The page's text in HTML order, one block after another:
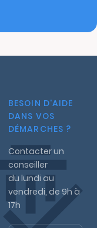
BESOIN D'AIDE
DANS VOS
DÉMARCHES ?
Contacter un
conseiller
du lundi au
vendredi, de 9h à
17h